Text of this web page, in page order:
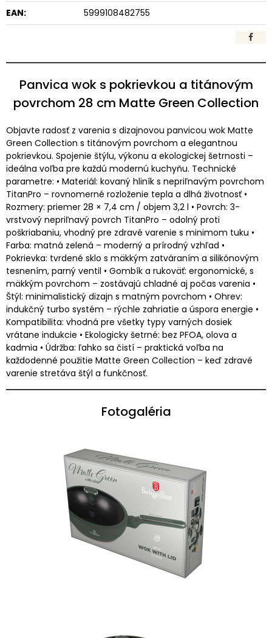
EAN:
5999108482755
Panvica wok s pokrievkou a titánovým
povrchom 28 cm Matte Green Collection
Objavte radosť z varenia s dizajnovou panvicou wok Matte
Green Collection s titánovým povrchom a elegantnou
pokrievkou. Spojenie štýlu, výkonu a ekologickej šetrnosti –
ideálna voľba pre každú modernú kuchyňu. Technické
parametre: • Materiál: kovaný hliník s nepriľnavým povrchom
TitanPro – rovnomerné rozloženie tepla a dlhá životnosť •
Rozmery: priemer 28 × 7,4 cm / objem 3,2 l • Povrch: 3-
vrstvový nepriľnavý povrch TitanPro – odolný proti
poškriabaniu, vhodný pre zdravé varenie s minimom tuku •
Farba: matná zelená – moderný a prírodný vzhľad •
Pokrievka: tvrdené sklo s mäkkým zatváraním a silikónovým
tesnením, parný ventil • Gombík a rukoväť: ergonomické, s
mäkkým povrchom – zostávajú chladné aj počas varenia •
Štýl: minimalistický dizajn s matným povrchom • Ohrev:
indukčný turbo systém – rýchle zahriatie a úspora energie •
Kompatibilita: vhodná pre všetky typy varných dosiek
vrátane indukcie • Ekologicky šetrné: bez PFOA, olova a
kadmia • Údržba: ľahko sa čistí – praktická voľba na
každodenné použitie Matte Green Collection – keď zdravé
varenie stretáva štýl a funkčnosť.
Fotogaléria